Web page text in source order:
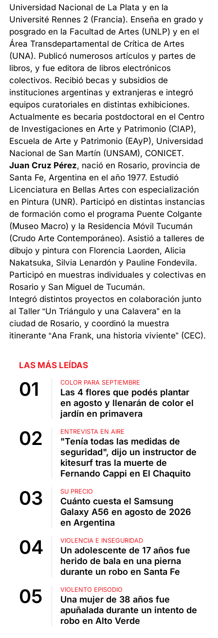
Universidad Nacional de La Plata y en la
Université Rennes 2 (Francia). Enseña en grado y
posgrado en la Facultad de Artes (UNLP) y en el
Área Transdepartamental de Crítica de Artes
(UNA). Publicó numerosos artículos y partes de
libros, y fue editora de libros electrónicos
colectivos. Recibió becas y subsidios de
instituciones argentinas y extranjeras e integró
equipos curatoriales en distintas exhibiciones.
Actualmente es becaria postdoctoral en el Centro
de Investigaciones en Arte y Patrimonio (CIAP),
Escuela de Arte y Patrimonio (EAyP), Universidad
Nacional de San Martín (UNSAM), CONICET.
Juan Cruz Pérez, nació en Rosario, provincia de
Santa Fe, Argentina en el año 1977. Estudió
Licenciatura en Bellas Artes con especialización
en Pintura (UNR). Participó en distintas instancias
de formación como el programa Puente Colgante
(Museo Macro) y la Residencia Móvil Tucumán
(Crudo Arte Contemporáneo). Asistió a talleres de
dibujo y pintura con Florencia Laorden, Alicia
Nakatsuka, Silvia Lenardón y Pauline Fondevila.
Participó en muestras individuales y colectivas en
Rosario y San Miguel de Tucumán.
Integró distintos proyectos en colaboración junto
al Taller “Un Triángulo y una Calavera” en la
ciudad de Rosario, y coordinó la muestra
itinerante “Ana Frank, una historia viviente” (CEC).
LAS MÁS LEÍDAS
COLOR PARA SEPTIEMBRE
Las 4 flores que podés plantar
en agosto y llenarán de color el
jardín en primavera
ENTREVISTA EN AIRE
"Tenía todas las medidas de
seguridad", dijo un instructor de
kitesurf tras la muerte de
Fernando Cappi en El Chaquito
SU PRECIO
Cuánto cuesta el Samsung
Galaxy A56 en agosto de 2026
en Argentina
VIOLENCIA E INSEGURIDAD
Un adolescente de 17 años fue
herido de bala en una pierna
durante un robo en Santa Fe
VIOLENTO EPISODIO
Una mujer de 38 años fue
apuñalada durante un intento de
robo en Alto Verde